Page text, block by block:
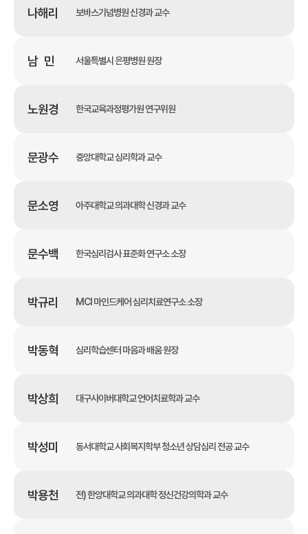
나해리 보바스기념병원 신경과 교수
남 민 서울특별시 은평병원 원장
노원경 한국교육과정평가원 연구위원
문광수 중앙대학교 심리학과 교수
문소영 아주대학교 의과대학 신경과 교수
문수백 한국심리검사 표준화 연구소 소장
박규리 MCI 마인드케어 심리치료연구소 소장
박동혁 심리학습센터 마음과 배움 원장
박상희 대구사이버대학교 언어치료학과 교수
박성미 동서대학교 사회복지학부 청소년 상담심리 전공 교수
박용천 전) 한양대학교 의과대학 정신건강의학과 교수